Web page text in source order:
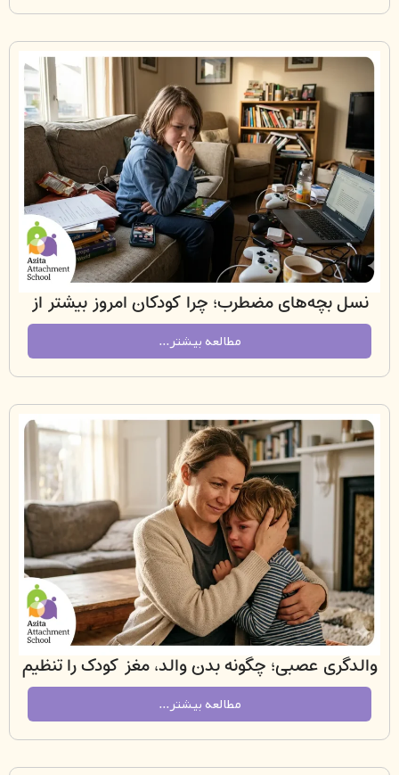
مضطرب؛ چرا کودکان امروز بیشتر از
همیشه اضطراب دارند؟
مطالعه بیشتر...
عصبی؛ چگونه بدن والد، مغز کودک را تنظیم
می‌کند؟
مطالعه بیشتر...